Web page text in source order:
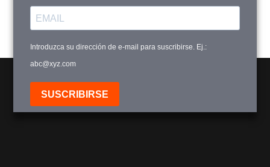
Introduzca su dirección de e-mail para suscribirse. Ej.:
abc@xyz.com
SUSCRIBIRSE